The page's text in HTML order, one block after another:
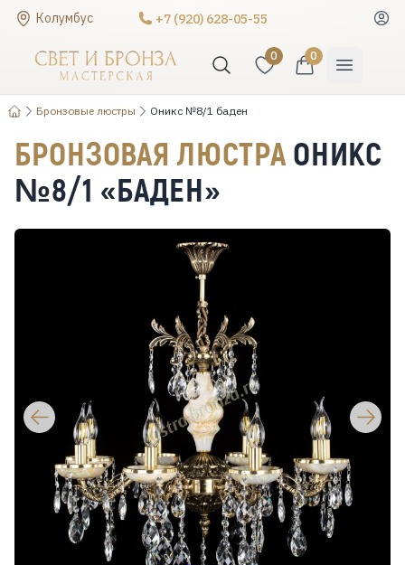
Колумбус +7 (920) 628-05-55
0 0
Бронзовые люстры Оникс №8/1 баден
БРОНЗОВАЯ ЛЮСТРА ОНИКС
№8/1 «БАДЕН»